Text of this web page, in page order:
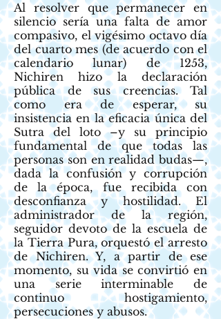
Al resolver que permanecer en
silencio sería una falta de amor
compasivo, el vigésimo octavo día
del cuarto mes (de acuerdo con el
calendario lunar) de 1253,
Nichiren hizo la declaración
pública de sus creencias. Tal
como era de esperar, su
insistencia en la eficacia única del
Sutra del loto –y su principio
fundamental de que todas las
personas son en realidad budas—,
dada la confusión y corrupción
de la época, fue recibida con
desconfianza y hostilidad. El
administrador de la región,
seguidor devoto de la escuela de
la Tierra Pura, orquestó el arresto
de Nichiren. Y, a partir de ese
momento, su vida se convirtió en
una serie interminable de
continuo hostigamiento,
persecuciones y abusos.